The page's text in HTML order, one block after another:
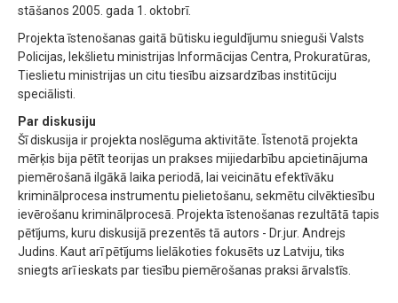
stāšanos 2005. gada 1. oktobrī.
Projekta īstenošanas gaitā būtisku ieguldījumu snieguši Valsts
Policijas, Iekšlietu ministrijas Informācijas Centra, Prokuratūras,
Tieslietu ministrijas un citu tiesību aizsardzības institūciju
speciālisti.
Par diskusiju
Šī diskusija ir projekta noslēguma aktivitāte. Īstenotā projekta
mērķis bija pētīt teorijas un prakses mijiedarbību apcietinājuma
piemērošanā ilgākā laika periodā, lai veicinātu efektīvāku
kriminālprocesa instrumentu pielietošanu, sekmētu cilvēktiesību
ievērošanu kriminālprocesā. Projekta īstenošanas rezultātā tapis
pētījums, kuru diskusijā prezentēs tā autors - Dr.jur. Andrejs
Judins. Kaut arī pētījums lielākoties fokusēts uz Latviju, tiks
sniegts arī ieskats par tiesību piemērošanas praksi ārvalstīs.